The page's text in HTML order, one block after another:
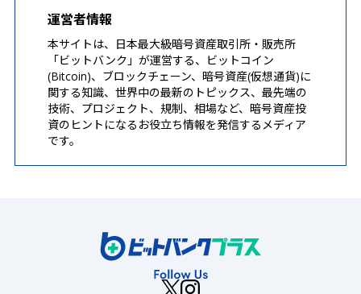
運営者情報
本サイトは、日本最大級暗号資産取引所・販売所
「ビットバンク」が運営する、ビットコイン
(Bitcoin)、ブロックチェーン、暗号資産(仮想通貨)に
関する知識、世界中の最新のトピックス、最先端の
技術、プロジェクト、規制、相場など、暗号資産投
資のヒントになるお役立ち情報を発信するメディア
です。